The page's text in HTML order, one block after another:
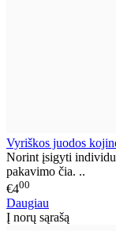
Vyriškos juodos
Norint įsigyti
pakavimo čia. ..
€400
Daugiau
Į norų sąrašą